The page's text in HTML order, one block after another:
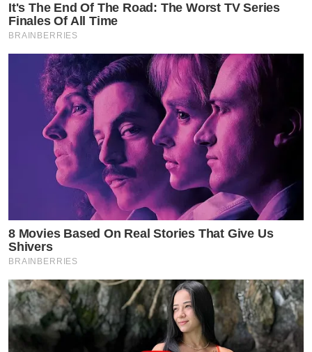
It's The End Of The Road: The Worst TV Series
Finales Of All Time
BRAINBERRIES
8 Movies Based On Real Stories That Give Us
Shivers
BRAINBERRIES